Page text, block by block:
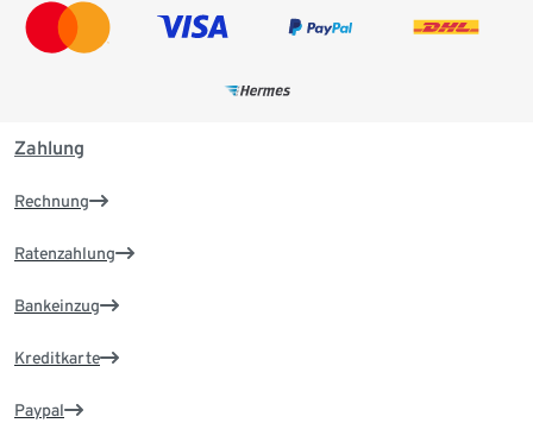
Zahlung
Rechnung
Ratenzahlung
Bankeinzug
Kreditkarte
Paypal